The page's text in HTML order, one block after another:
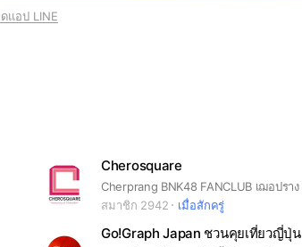
แอป LINE
Cherosquare
สมาชิก 2942
เมื่อสักครู่
Go!Graph Japan ชวนคุยเที่ยวญี่ปุ่น